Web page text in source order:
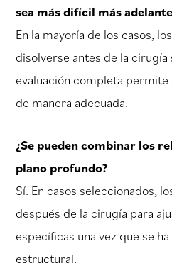
sea más difícil más
En la mayoría de los casos,
disolverse antes de la cirugía
evaluación completa
de manera adecuada.
¿Se pueden combinar los
plano profundo?
Sí. En casos seleccionados,
después de la cirugía para
específicas una vez que se
estructural.